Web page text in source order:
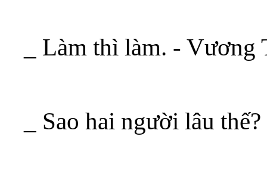
_ Làm thì làm. - Vương
_ Sao hai người lâu